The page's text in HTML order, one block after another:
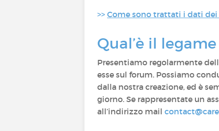
>> Come sono trattati i dati dei
Qual’è il
Presentiamo regolarmente
esse sul forum. Possiamo
dalla nostra creazione, ed è
giorno. Se rappresentate un
all’indirizzo mail